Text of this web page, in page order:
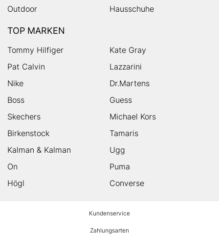
Outdoor
Hausschuhe
TOP MARKEN
Tommy Hilfiger
Kate Gray
Pat Calvin
Lazzarini
Nike
Dr.Martens
Boss
Guess
Skechers
Michael Kors
Birkenstock
Tamaris
Kalman & Kalman
Ugg
On
Puma
Högl
Converse
Kundenservice
Zahlungsarten